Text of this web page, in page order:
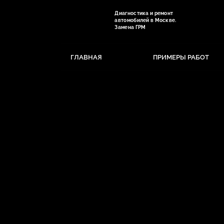
Диагностика и ремонт
автомобилей в Москве.
Замена ГРМ
ГЛАВНАЯ ПРИМЕРЫ РАБОТ